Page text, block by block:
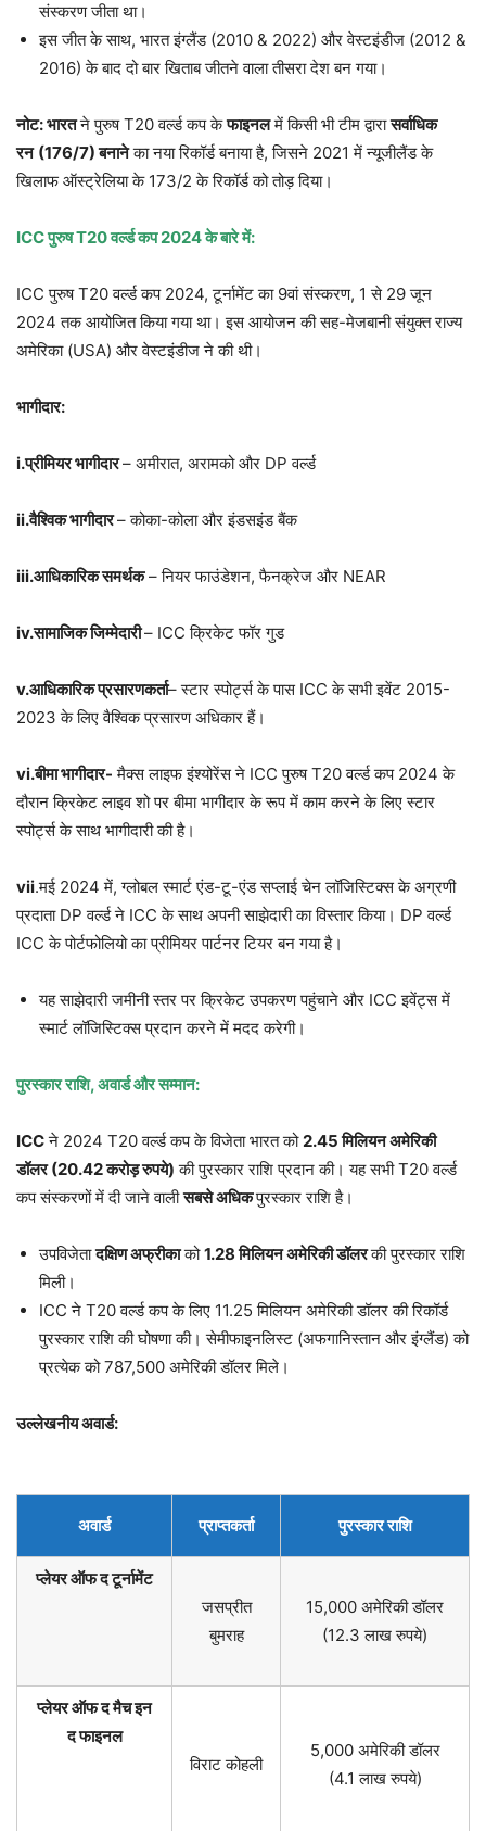
संस्करण जीता था।
इस जीत के साथ, भारत इंग्लैंड (2010 & 2022) और वेस्टइंडीज (2012 &
2016) के बाद दो बार खिताब जीतने वाला तीसरा देश बन गया।
नोट: भारतने पुरुष T20 वर्ल्ड कप केफाइनलमें किसी भी टीम द्वारासर्वाधिक
रन (176/7)बनानेका नया रिकॉर्ड बनाया है, जिसने 2021 में न्यूजीलैंड के
खिलाफ ऑस्ट्रेलिया के 173/2 के रिकॉर्ड को तोड़ दिया।
ICCपुरुषT20वर्ल्ड कप2024के बारे में:
ICC पुरुष T20 वर्ल्ड कप 2024, टूर्नामेंट का 9वां संस्करण, 1 से 29 जून
2024 तक आयोजित किया गया था। इस आयोजन की सह-मेजबानी संयुक्त राज्य
अमेरिका (USA) और वेस्टइंडीज ने की थी।
भागीदार:
i.प्रीमियर भागीदार– अमीरात, अरामको और DP वर्ल्ड
ii.वैश्विक भागीदार– कोका-कोला और इंडसइंड बैंक
iii.आधिकारिक समर्थक– नियर फाउंडेशन, फैनक्रेज और NEAR
iv.सामाजिक जिम्मेदारी– ICC क्रिकेट फॉर गुड
v.आधिकारिक प्रसारणकर्ता– स्टार स्पोर्ट्स के पास ICC के सभी इवेंट 2015-
2023 के लिए वैश्विक प्रसारण अधिकार हैं।
vi.बीमा भागीदार- मैक्स लाइफ इंश्योरेंस ने ICC पुरुष T20 वर्ल्ड कप 2024 के
दौरान क्रिकेट लाइव शो पर बीमा भागीदार के रूप में काम करने के लिए स्टार
स्पोर्ट्स के साथ भागीदारी की है।
vii.मई 2024 में, ग्लोबल स्मार्ट एंड-टू-एंड सप्लाई चेन लॉजिस्टिक्स के अग्रणी
प्रदाता DP वर्ल्ड ने ICC के साथ अपनी साझेदारी का विस्तार किया। DP वर्ल्ड
ICC के पोर्टफोलियो का प्रीमियर पार्टनर टियर बन गया है।
यह साझेदारी जमीनी स्तर पर क्रिकेट उपकरण पहुंचाने और ICC इवेंट्स में
स्मार्ट लॉजिस्टिक्स प्रदान करने में मदद करेगी।
पुरस्कार राशि,अवार्ड और सम्मान:
ICCने 2024 T20 वर्ल्ड कप के विजेता भारत को2.45मिलियन अमेरिकी
डॉलर (20.42करोड़ रुपये) की पुरस्कार राशि प्रदान की। यह सभी T20 वर्ल्ड
कप संस्करणों में दी जाने वालीसबसे अधिकपुरस्कार राशि है।
उपविजेतादक्षिण अफ्रीकाको1.28मिलियन अमेरिकी डॉलरकी पुरस्कार राशि
मिली।
ICC ने T20 वर्ल्ड कप के लिए 11.25 मिलियन अमेरिकी डॉलर की रिकॉर्ड
पुरस्कार राशि की घोषणा की। सेमीफाइनलिस्ट (अफगानिस्तान और इंग्लैंड) को
प्रत्येक को 787,500 अमेरिकी डॉलर मिले।
उल्लेखनीय अवार्ड:
अवार्ड प्राप्तकर्ता पुरस्कार राशि
प्लेयर ऑफ द टूर्नामेंट
जसप्रीत
बुमराह
15,000 अमेरिकी डॉलर
(12.3 लाख रुपये)
प्लेयर ऑफ द मैच इन
द फाइनल
विराट कोहली
5,000 अमेरिकी डॉलर
(4.1 लाख रुपये)